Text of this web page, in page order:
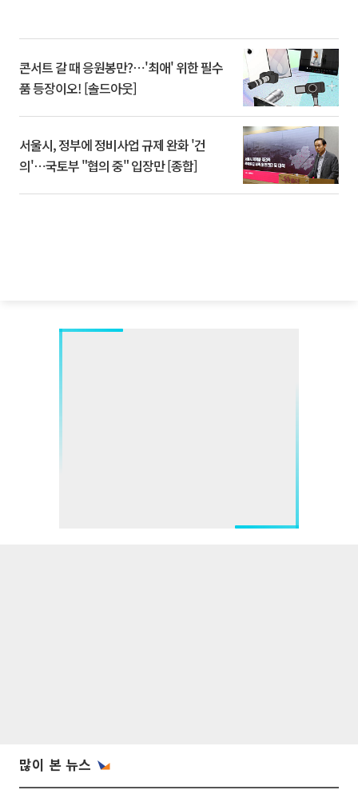
콘서트 갈 때 응원봉만?⋯'최애' 위한 필수
품 등장이오! [솔드아웃]
서울시, 정부에 정비사업 규제 완화 '건
의'⋯국토부 "협의 중" 입장만 [종합]
많이 본 뉴스